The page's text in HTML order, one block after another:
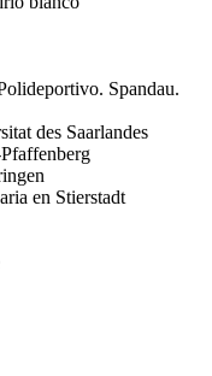
Spandau.
des Saarlandes
en Stierstadt